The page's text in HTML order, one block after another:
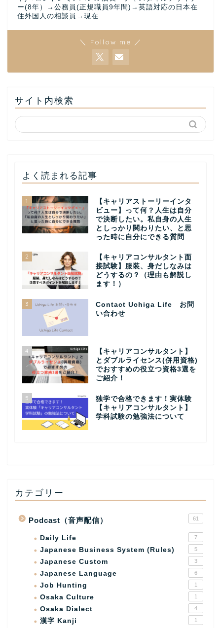
ー(8年）→公務員(正規職員9年間)→英語対応の日本在
住外国人の相談員→現在
＼ Follow me ／
サイト内検索
よく読まれる記事
1
【キャリアストーリーインタ
ビュー】って何？人生は自分
で決断したい。私自身の人生
としっかり関わりたい、と思
った時に自分にできる質問
2
【キャリアコンサルタント面
接試験】服装、身だしなみは
どうするの？（理由も解説し
ます！）
3
Contact Uchiga Life お問
い合わせ
4
【キャリアコンサルタント】
とダブルライセンス(併用資格)
でおすすめの役立つ資格3選を
ご紹介！
5
独学で合格できます！実体験
【キャリアコンサルタント】
学科試験の勉強法について
カテゴリー
Podcast（音声配信） 61
Daily Life 7
Japanese Business System (Rules) 5
Japanese Custom 3
Japanese Language 6
Job Hunting 1
Osaka Culture 1
Osaka Dialect 4
漢字 Kanji 1